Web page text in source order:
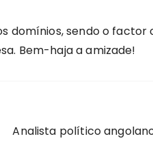
domínios, sendo o
Bem-haja a amizade!
Analista político